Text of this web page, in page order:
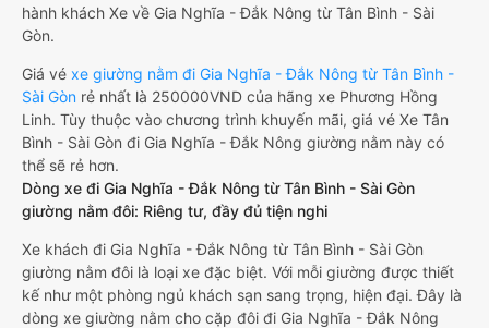
hành khách Xe về Gia Nghĩa - Đắk Nông từ Tân Bình - Sài
Gòn.
Giá vé xe giường nằm đi Gia Nghĩa - Đắk Nông từ Tân Bình -
Sài Gòn rẻ nhất là 250000VND của hãng xe Phương Hồng
Linh. Tùy thuộc vào chương trình khuyến mãi, giá vé Xe Tân
Bình - Sài Gòn đi Gia Nghĩa - Đắk Nông giường nằm này có
thể sẽ rẻ hơn.
Dòng xe đi Gia Nghĩa - Đắk Nông từ Tân Bình - Sài Gòn
giường nằm đôi: Riêng tư, đầy đủ tiện nghi
Xe khách đi Gia Nghĩa - Đắk Nông từ Tân Bình - Sài Gòn
giường nằm đôi là loại xe đặc biệt. Với mỗi giường được thiết
kế như một phòng ngủ khách sạn sang trọng, hiện đại. Đây là
dòng xe giường nằm cho cặp đôi đi Gia Nghĩa - Đắk Nông